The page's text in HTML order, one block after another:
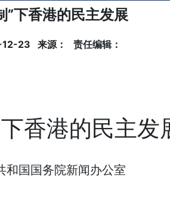
”下香港的民主发展
23 来源： 责任编辑：
香港的民主发
和国国务院新闻办公室